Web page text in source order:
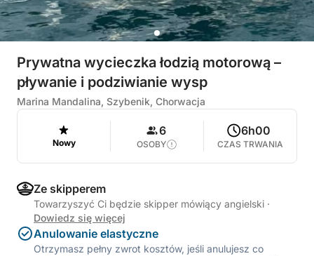
Prywatna wycieczka łodzią motorową –
pływanie i podziwianie wysp
Marina Mandalina, Szybenik, Chorwacja
Nowy
6
OSOBY
6h00
CZAS TRWANIA
Ze skipperem
Towarzyszyć Ci będzie skipper mówiący angielski ·
Dowiedz się więcej
Anulowanie elastyczne
Otrzymasz pełny zwrot kosztów, jeśli anulujesz co